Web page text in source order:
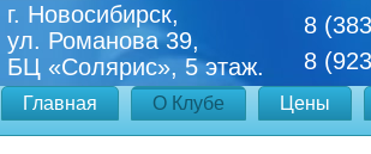
г. Новосибирск,
ул. Романова 39,
БЦ «Солярис», 5 этаж.
8
8
Главная О Клубе Цены